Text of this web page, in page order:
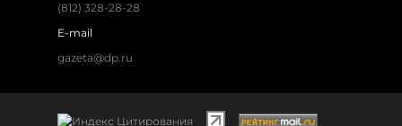
(812) 328-28-28
E-mail
gazeta@dp.ru